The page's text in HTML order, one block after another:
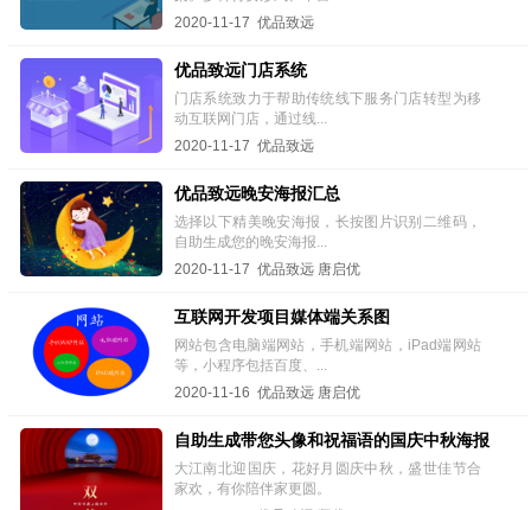
2020-11-17 优品致远
优品致远门店系统
门店系统致力于帮助传统线下服务门店转型为移
动互联网门店，通过线...
2020-11-17 优品致远
优品致远晚安海报汇总
选择以下精美晚安海报，长按图片识别二维码，
自助生成您的晚安海报...
2020-11-17 优品致远 唐启优
互联网开发项目媒体端关系图
网站包含电脑端网站，手机端网站，iPad端网站
等，小程序包括百度、...
2020-11-16 优品致远 唐启优
自助生成带您头像和祝福语的国庆中秋海报
大江南北迎国庆，花好月圆庆中秋，盛世佳节合
家欢，有你陪伴家更圆。